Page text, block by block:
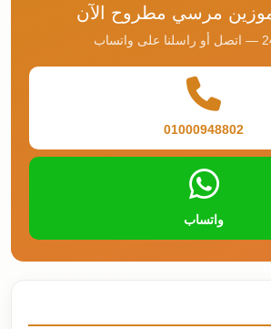
مرسي مطروح الآن
01000948802
واتساب